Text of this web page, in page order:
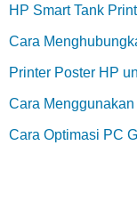
HP Smart Tank
Cara
Printer Poster HP
Cara
Cara Optimasi PC